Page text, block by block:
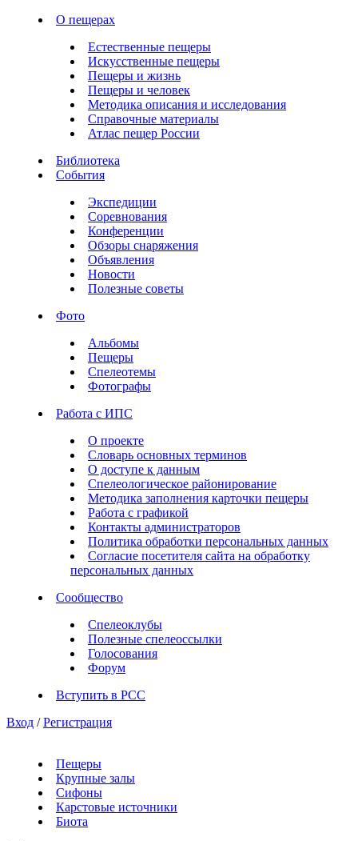
О пещерах
Естественные пещеры
Искусственные пещеры
Пещеры и жизнь
Пещеры и человек
Методика описания и исследования
Справочные материалы
Атлас пещер России
Библиотека
События
Экспедиции
Соревнования
Конференции
Обзоры снаряжения
Объявления
Новости
Полезные советы
Фото
Альбомы
Пещеры
Спелеотемы
Фотографы
Работа с ИПС
О проекте
Словарь основных терминов
О доступе к данным
Спелеологическое районирование
Методика заполнения карточки пещеры
Работа с графикой
Контакты администраторов
Политика обработки персональных данных
Согласие посетителя сайта на обработку
персональных данных
Сообщество
Спелеоклубы
Полезные спелеоссылки
Голосования
Форум
Вступить в РСС
Вход / Регистрация
Пещеры
Крупные залы
Сифоны
Карстовые источники
Биота